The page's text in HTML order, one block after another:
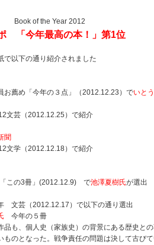
of the Year 2012
「今年最高の本！」第1位
で以下の通り紹介されました
お薦め「今年の３点」（2012.12.23）でいと
文芸（2012.12.25）で紹介
聞
文学（2012.12.18）で紹介
この3冊」(2012.12.9) で池澤夏樹氏が選出
文芸（2012.12.17）で以下の通り選出
今年の５冊
も、個人史（家族史）の背景にある歴史と
ものとなった。戦争責任の問題は決して古び